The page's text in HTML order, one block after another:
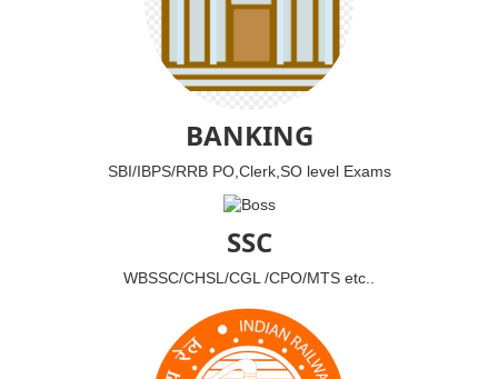
BANKING
SBI/IBPS/RRB PO,Clerk,SO level Exams
SSC
WBSSC/CHSL/CGL /CPO/MTS etc..